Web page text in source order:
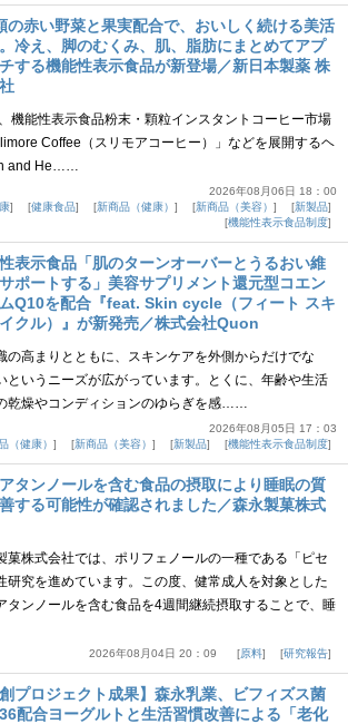
の赤い野菜と果実配合で、おいしく続ける美活
冷え、脚のむくみ、肌、脂肪にまとめてアプ
する機能性表示食品が新登場／新日本製薬 株
機能性表示食品粉末・顆粒インスタントコーヒー市場
Coffee（スリモアコーヒー）」などを展開するヘ
and He……
2026年08月06日 18：00
健康食品 新商品（健康） 新商品（美容）
新製品
機能性表示食品制度
表示食品「肌のターンオーバーとうるおい維
ポートする」美容サプリメント還元型コエン
Q10を配合『feat. Skin cycle（フィート スキ
クル）』が新発売／株式会社Quon
の高まりとともに、スキンケアを外側からだけでな
というニーズが広がっています。とくに、年齢や生活
乾燥やコンディションのゆらぎを感……
2026年08月05日 17：03
（健康）
新商品（美容） 新製品 機能性表示食品制度
タンノールを含む食品の摂取により睡眠の質
する可能性が確認されました／森永製菓株式
菓株式会社では、ポリフェノールの一種である「ピセ
研究を進めています。この度、健常成人を対象とした
タンノールを含む食品を4週間継続摂取することで、睡
2026年08月04日 20：09 原料 研究報告
創プロジェクト成果】森永乳業、ビフィズス菌
配合ヨーグルトと生活習慣改善による「老化